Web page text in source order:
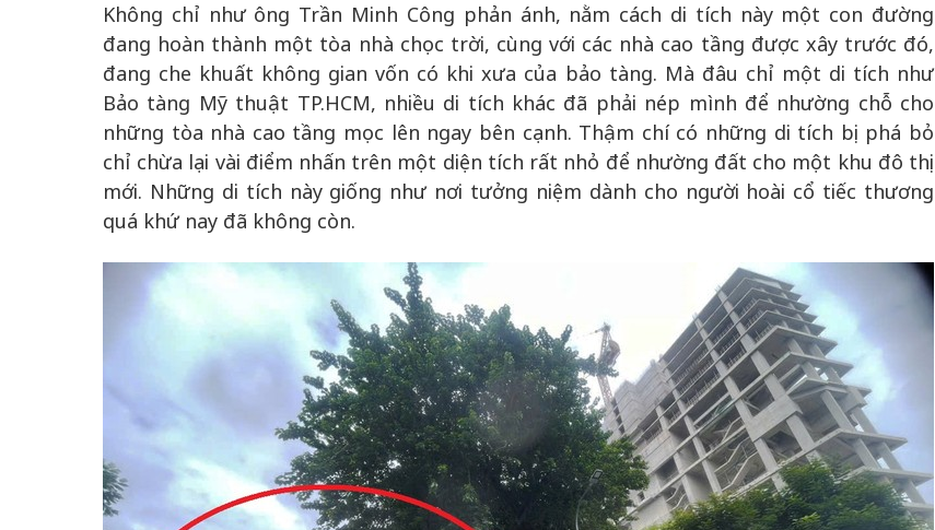
Không chỉ như ông Trần Minh Công phản ánh, nằm cách di tích này một con đường
đang hoàn thành một tòa nhà chọc trời, cùng với các nhà cao tầng được xây trước đó,
đang che khuất không gian vốn có khi xưa của bảo tàng. Mà đâu chỉ một di tích như
Bảo tàng Mỹ thuật TP.HCM, nhiều di tích khác đã phải nép mình để nhường chỗ cho
những tòa nhà cao tầng mọc lên ngay bên cạnh. Thậm chí có những di tích bị phá bỏ
chỉ chừa lại vài điểm nhấn trên một diện tích rất nhỏ để nhường đất cho một khu đô thị
mới. Những di tích này giống như nơi tưởng niệm dành cho người hoài cổ tiếc thương
quá khứ nay đã không còn.